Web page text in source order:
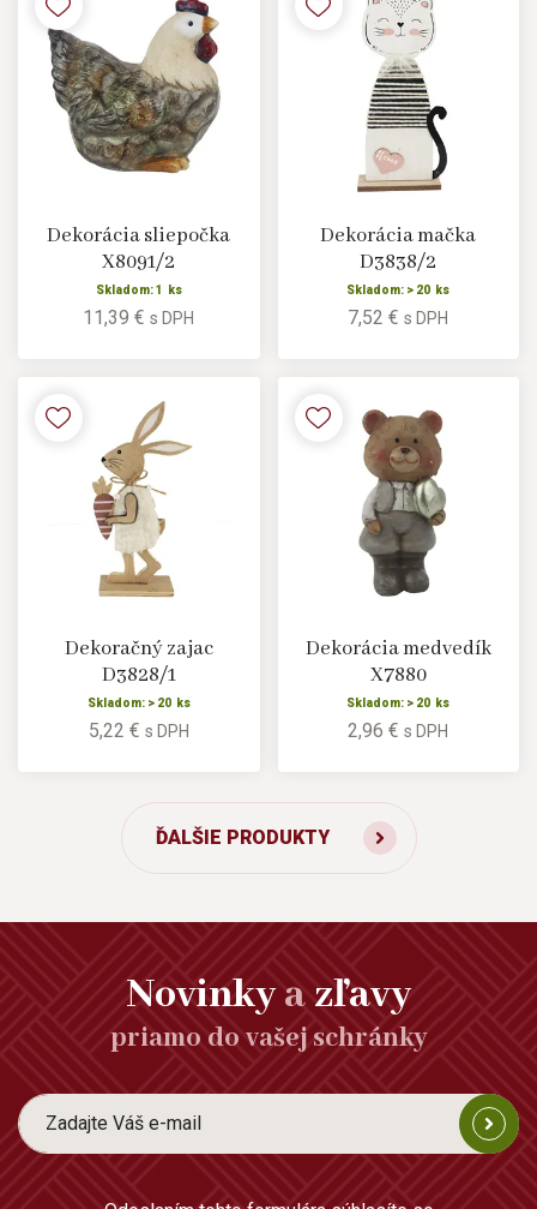
Dekorácia sliepočka
X8091/2
Skladom: 1 ks
11,39 €s DPH
Dekorácia mačka
D3838/2
Skladom: > 20 ks
7,52 €s DPH
Dekoračný zajac
D3828/1
Skladom: > 20 ks
5,22 € s DPH
Dekorácia medvedík
X7880
Skladom: > 20 ks
2,96 €s DPH
ĎALŠIE PRODUKTY
Novinkyazľavy
priamo do vašej schránky